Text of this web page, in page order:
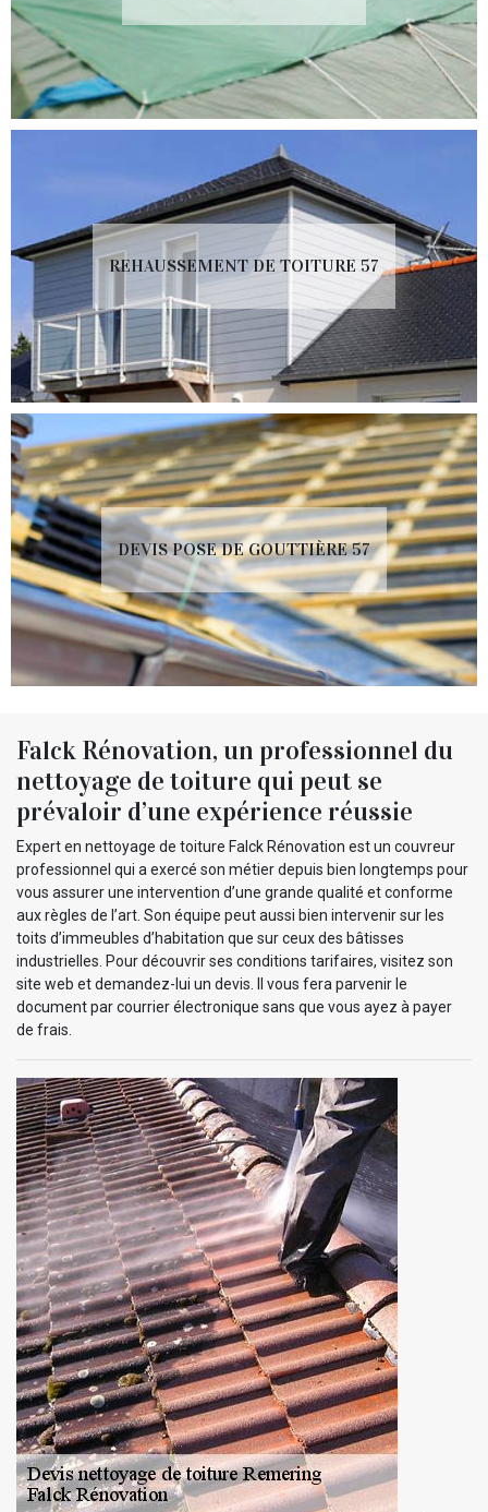
REHAUSSEMENT DE TOITURE 57
DEVIS POSE DE GOUTTIÈRE 57
Falck Rénovation, un professionnel du
nettoyage de toiture qui peut se
prévaloir d’une expérience réussie
Expert en nettoyage de toiture Falck Rénovation est un couvreur
professionnel qui a exercé son métier depuis bien longtemps pour
vous assurer une intervention d’une grande qualité et conforme
aux règles de l’art. Son équipe peut aussi bien intervenir sur les
toits d’immeubles d’habitation que sur ceux des bâtisses
industrielles. Pour découvrir ses conditions tarifaires, visitez son
site web et demandez-lui un devis. Il vous fera parvenir le
document par courrier électronique sans que vous ayez à payer
de frais.